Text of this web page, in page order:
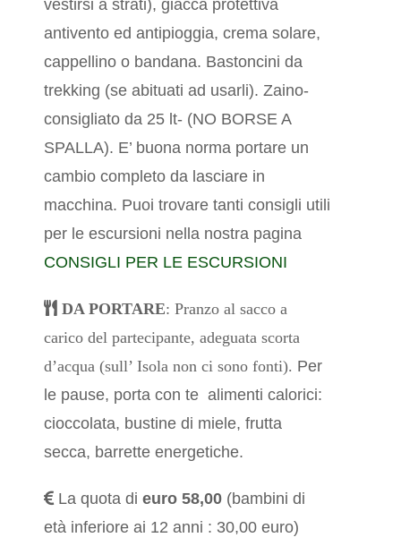
vestirsi a strati), giacca protettiva
antivento ed antipioggia, crema solare,
cappellino o bandana. Bastoncini da
trekking (se abituati ad usarli).Zaino-
consigliato da 25 lt- (NO BORSE A
SPALLA). E’ buona norma portare un
cambio completo da lasciare in
macchina. Puoi trovare tanti consigli utili
per le escursioni nella nostra pagina
CONSIGLI PER LE ESCURSIONI
DA PORTARE: Pranzo al sacco a
carico del partecipante, adeguata scorta
d’acqua (sull’ Isola non ci sono fonti). Per
le pause, porta con te alimenti calorici:
cioccolata, bustine di miele, frutta
secca, barrette energetiche.
La quota dieuro 58,00 (bambini di
età inferiore ai 12 anni : 30,00 euro)